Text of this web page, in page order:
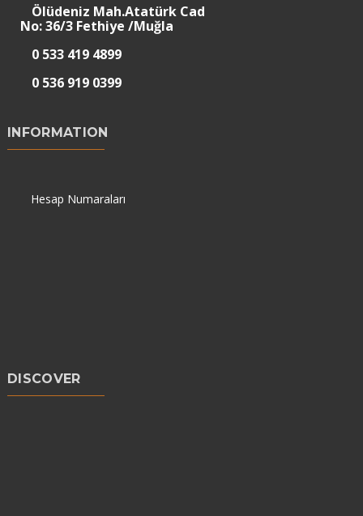
Ölüdeniz Mah.Atatürk Cad
No: 36/3 Fethiye /Muğla
0 533 419 4899
0 536 919 0399
INFORMATION
Hesap Numaraları
DISCOVER